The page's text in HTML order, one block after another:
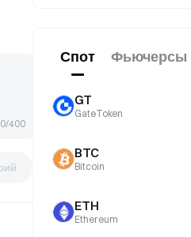
0/400
Спот Фьючерсы
GT
GateToken
BTC
Bitcoin
ETH
Ethereum